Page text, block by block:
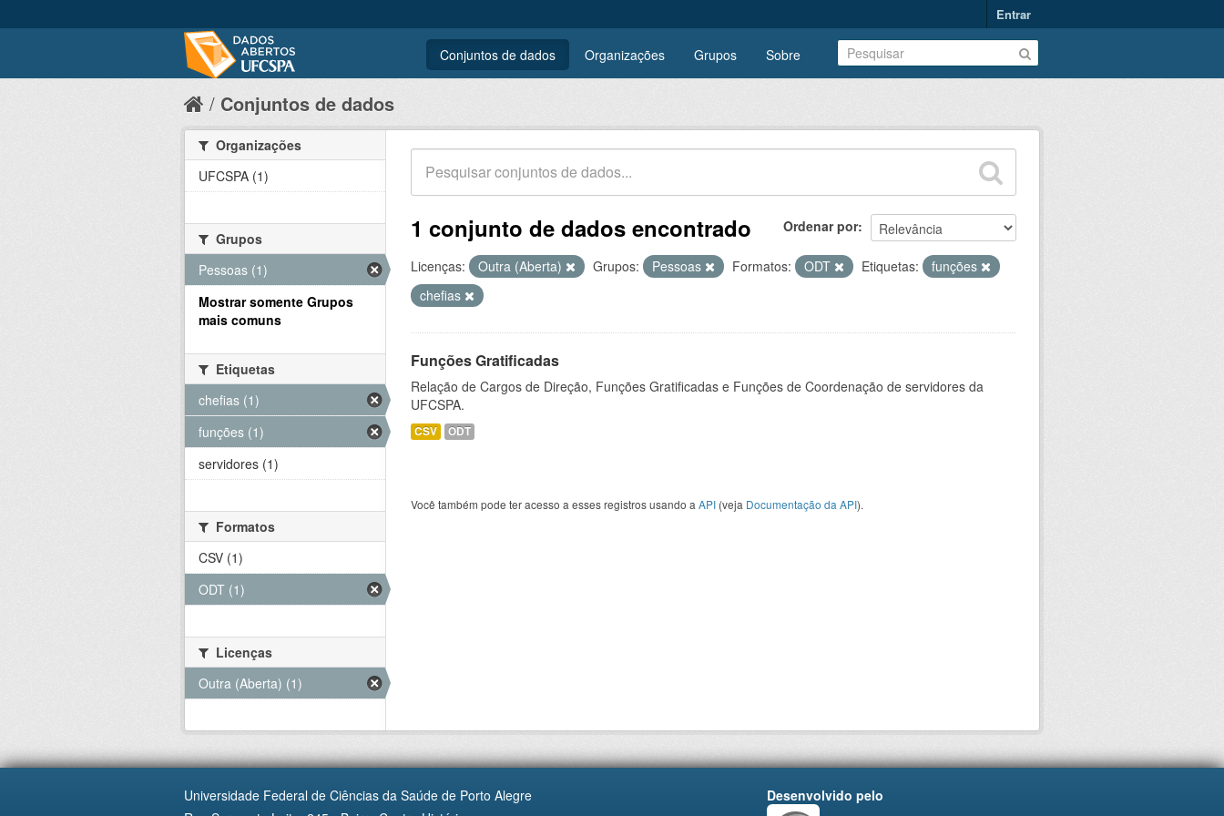
Entrar
Conjuntos de dados Organizações Grupos Sobre
Conjuntos de dados
Ordenar por
1 conjunto de dados encontrado
Licenças: Outra (Aberta) Grupos: Pessoas Formatos: ODT Etiquetas:
funções
chefias
Funções Gratificadas
Relação de Cargos de Direção, Funções Gratificadas e Funções de Coordenação de servidores da
UFCSPA.
CSV ODT
Você também pode ter acesso a esses registros usando a API (veja Documentação da API).
Organizações
UFCSPA (1)
Grupos
Pessoas (1)
Mostrar somente Grupos
mais comuns
Etiquetas
chefias (1)
funções (1)
servidores (1)
Formatos
CSV (1)
ODT (1)
Licenças
Outra (Aberta) (1)
Universidade Federal de Ciências da Saúde de Porto Alegre
Desenvolvido pelo